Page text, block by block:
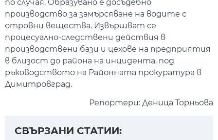
по случая. Образувано е досъдебно
производство за замърсяване на водите с
отровни вещества. Извършват се
процесуално-следствени действия в
производствени бази и цехове на предприятия
в близост до района на инцидента, под
ръководството на Районната прокуратура в
Димитровград.
Репортери: Деница Торньова
СВЪРЗАНИ СТАТИИ: